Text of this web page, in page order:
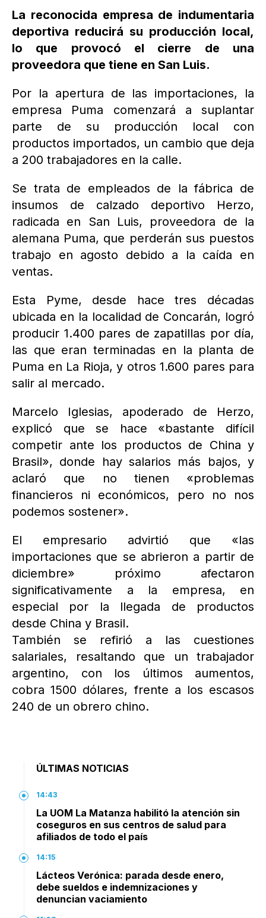
La reconocida empresa de indumentaria
deportiva reducirá su producción local,
lo que provocó el cierre de una
proveedora que tiene en San Luis.
Por la apertura de las importaciones, la
empresa Puma comenzará a suplantar
parte de su producción local con
productos importados, un cambio que deja
a 200 trabajadores en la calle.
Se trata de empleados de la fábrica de
insumos de calzado deportivo Herzo,
radicada en San Luis, proveedora de la
alemana Puma, que perderán sus puestos
trabajo en agosto debido a la caída en
ventas.
Esta Pyme, desde hace tres décadas
ubicada en la localidad de Concarán, logró
producir 1.400 pares de zapatillas por día,
las que eran terminadas en la planta de
Puma en La Rioja, y otros 1.600 pares para
salir al mercado.
Marcelo Iglesias, apoderado de Herzo,
explicó que se hace «bastante difícil
competir ante los productos de China y
Brasil», donde hay salarios más bajos, y
aclaró que no tienen «problemas
financieros ni económicos, pero no nos
podemos sostener».
El empresario advirtió que «las
importaciones que se abrieron a partir de
diciembre» próximo afectaron
significativamente a la empresa, en
especial por la llegada de productos
desde China y Brasil.
También se refirió a las cuestiones
salariales, resaltando que un trabajador
argentino, con los últimos aumentos,
cobra 1500 dólares, frente a los escasos
240 de un obrero chino.
ÚLTIMAS NOTICIAS
14:43
La UOM La Matanza habilitó la atención sin
coseguros en sus centros de salud para
afiliados de todo el país
14:15
Lácteos Verónica: parada desde enero,
debe sueldos e indemnizaciones y
denuncian vaciamiento